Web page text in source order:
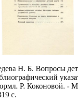
Н. Б. Вопросы
Р. Коконовой. -
с.